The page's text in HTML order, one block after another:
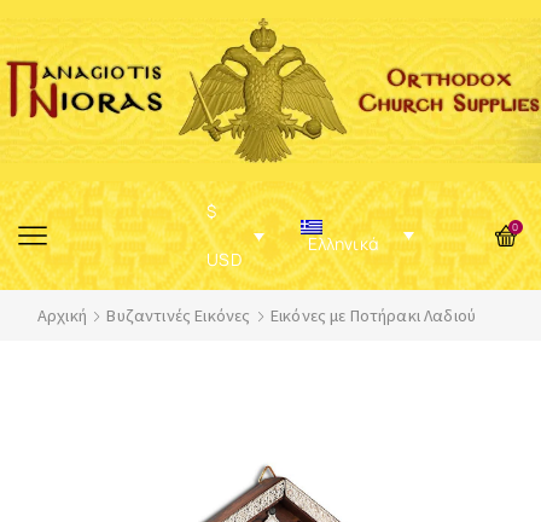
$
USD
Ελληνικά
0
Αρχική Βυζαντινές Εικόνες Εικόνες με Ποτήρακι Λαδιού